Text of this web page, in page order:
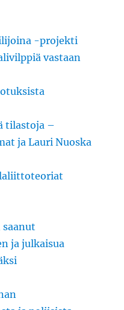
-projekti
vastaan
tilastoja –
ja Lauri Nuoska
ja julkaisua